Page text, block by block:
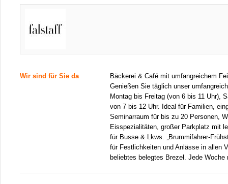
Wir sind für Sie da
Bäckerei & Café mit umfangreichem
Genießen Sie täglich unser
Montag bis Freitag (von 6 bis 11 Uhr),
von 7 bis 12 Uhr. Ideal für Familien,
Seminarraum für bis zu 20 Personen,
Eisspezialitäten, großer Parkplatz mit
für Busse & Lkws. „Brummifahrer-
für Festlichkeiten und Anlässe in allen
beliebtes belegtes Brezel. Jede Woche